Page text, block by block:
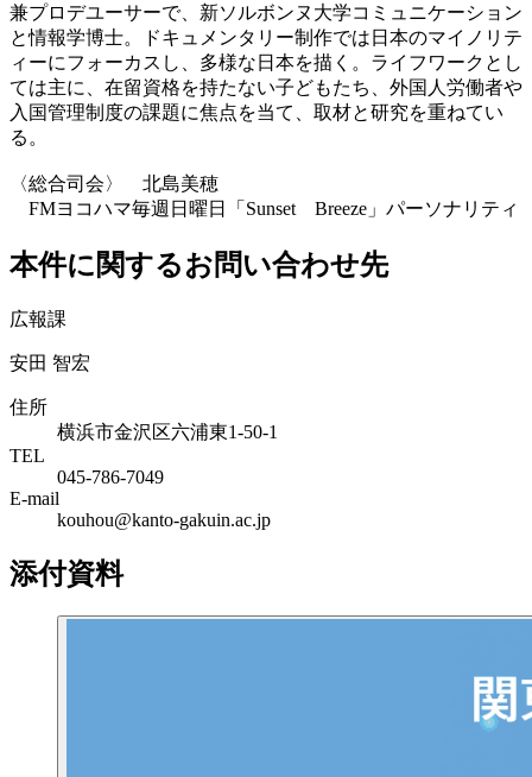
兼プロデユーサーで、 新ソルボンヌ大学コミュニケーション
と情報学博士。ドキュメンタリー制作では日本のマイノリテ
ィーにフォーカスし、多様な日本を描く。ライフワークとし
ては主に、在留資格を持たない子どもたち、外国人労働者や
入国管理制度の課題に焦点を当て、取材と研究を重ねてい
る。
〈総合司会〉 北島美穂
FMヨコハマ毎週日曜日「Sunset Breeze」パーソナリティ
本件に関するお問い合わせ先
広報課
安田 智宏
住所
横浜市金沢区六浦東1-50-1
TEL
045-786-7049
E-mail
kouhou@kanto-gakuin.ac.jp
添付資料